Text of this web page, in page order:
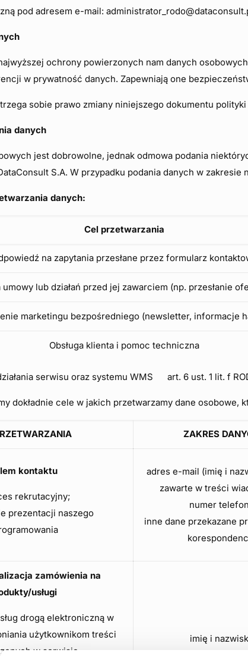
pod adresem e-mail:
ochrony powierzonych nam danych
w prywatność danych. Zapewniają one
sobie prawo zmiany niniejszego dokumentu
danych
jest dobrowolne, jednak odmowa podania
S.A. W przypadku podania danych w
danych:
Cel przetwarzania
na zapytania przesłane przez formularz
umowy lub działań przed jej zawarciem (np. przesłanie
marketingu bezpośredniego (newsletter, informacje
Obsługa klienta i pomoc techniczna
serwisu oraz systemu WMS art. 6 ust. 1 lit. f
dokładnie cele w jakich przetwarzamy dane
ZAKRES
kontaktu
rekrutacyjny;
prezentacji naszego
adres e-mail (imię i
zawarte w treści
numer
inne dane przekazane
zamówienia na
usługi
drogą elektroniczną w
użytkownikom treści
w serwisie
imię i